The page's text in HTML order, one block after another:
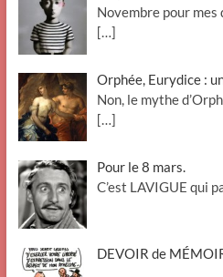
Novembre pour mes
[…]
Orphée, Eurydice :
Non, le mythe
[…]
Pour le 8 mars.
C’est LAVIGUE qui
DEVOIR de